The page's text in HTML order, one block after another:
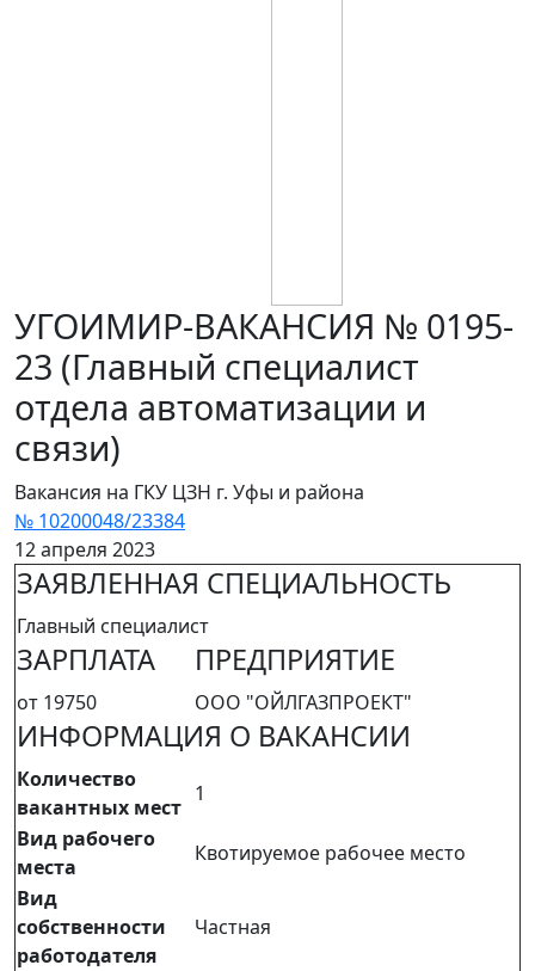
УГОИМИР-ВАКАНСИЯ № 0195-
23 (Главный специалист
отдела автоматизации и
связи)
Вакансия на ГКУ ЦЗН г. Уфы и района
№ 10200048/23384
12 апреля 2023
ЗАЯВЛЕННАЯ СПЕЦИАЛЬНОСТЬ
Главный специалист
ЗАРПЛАТА ПРЕДПРИЯТИЕ
от 19750 ООО "ОЙЛГАЗПРОЕКТ"
ИНФОРМАЦИЯ О ВАКАНСИИ
Количество
вакантных мест
1
Вид рабочего
места
Квотируемое рабочее место
Вид
собственности
работодателя
Частная